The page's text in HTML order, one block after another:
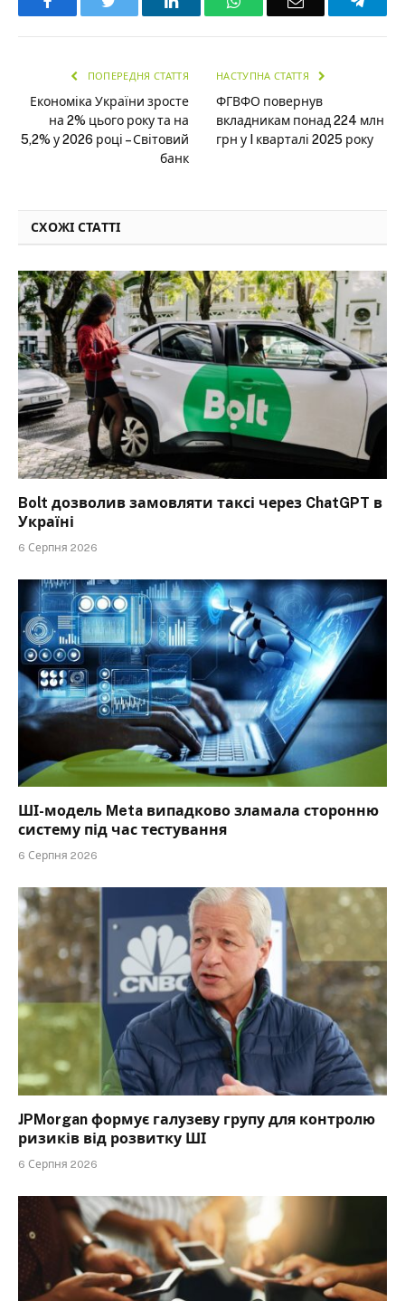
ПОПЕРЕДНЯ СТАТТЯ
Економіка України зросте
на 2% цього року та на
5,2% у 2026 році – Світовий
банк
НАСТУПНА СТАТТЯ
ФГВФО повернув
вкладникам понад 224 млн
грн у I кварталі 2025 року
СХОЖІ СТАТТІ
Bolt дозволив замовляти таксі через ChatGPT в
Україні
6 Серпня 2026
ШІ-модель Meta випадково зламала сторонню
систему під час тестування
6 Серпня 2026
JPMorgan формує галузеву групу для контролю
ризиків від розвитку ШІ
6 Серпня 2026